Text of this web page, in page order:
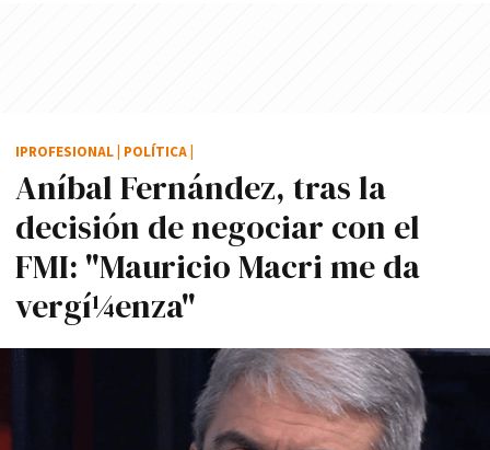
Aní­bal Fernández, tras la
decisión de negociar con el
FMI: "Mauricio Macri me da
vergí¼enza"
IPROFESIONAL POLÍTICA